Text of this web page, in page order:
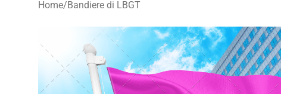
Home/Bandiere di LBGT